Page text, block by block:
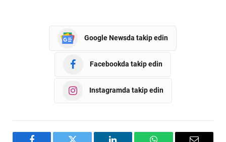
Google Newsda takip edin
Facebookda takip edin
Instagramda takip edin